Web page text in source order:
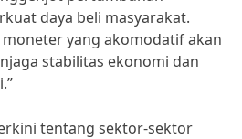
daya beli masyarakat.
yang akomodatif akan
stabilitas ekonomi dan
tentang sektor-sektor